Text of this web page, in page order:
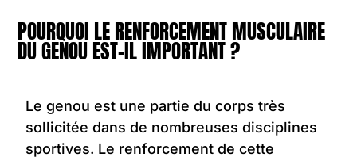
POURQUOI LE RENFORCEMENT MUSCULAIRE
DU GENOU EST-IL IMPORTANT ?
Le genou est une partie du corps très
sollicitée dans de nombreuses disciplines
sportives. Le renforcement de cette